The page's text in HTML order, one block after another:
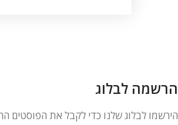
הרשמה לבלוג
הירשמו לבלוג שלנו כדי לקבל את הפוסטים